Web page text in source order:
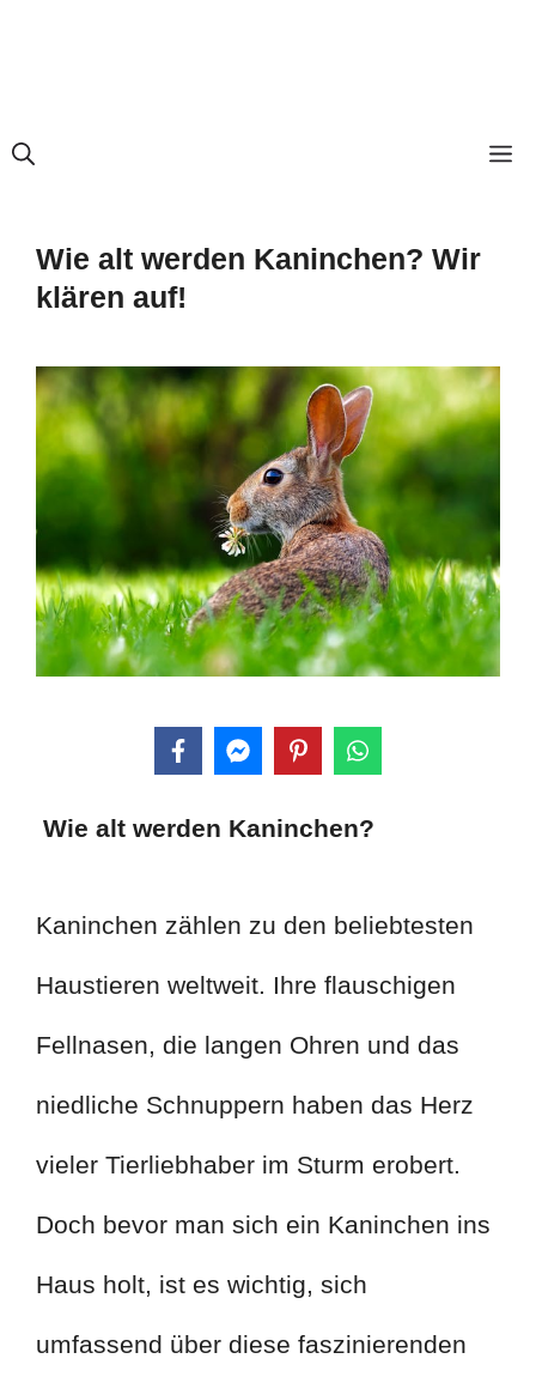
Wie alt werden Kaninchen? Wir
klären auf!
Wie alt werden Kaninchen?
Kaninchen zählen zu den beliebtesten
Haustieren weltweit. Ihre flauschigen
Fellnasen, die langen Ohren und das
niedliche Schnuppern haben das Herz
vieler Tierliebhaber im Sturm erobert.
Doch bevor man sich ein Kaninchen ins
Haus holt, ist es wichtig, sich
umfassend über diese faszinierenden